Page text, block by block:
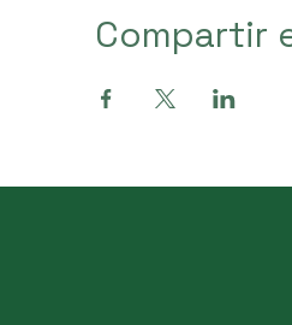
Compartir